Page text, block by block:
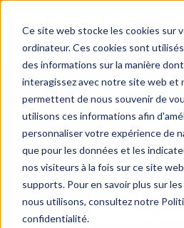
Ce site web stocke les cookies sur
ordinateur. Ces cookies sont
des informations sur la manière
interagissez avec notre site web et
permettent de nous souvenir de
utilisons ces informations afin
personnaliser votre expérience de
que pour les données et les
nos visiteurs à la fois sur ce site
supports. Pour en savoir plus sur
nous utilisons, consultez notre
confidentialité.
Aller
contenu